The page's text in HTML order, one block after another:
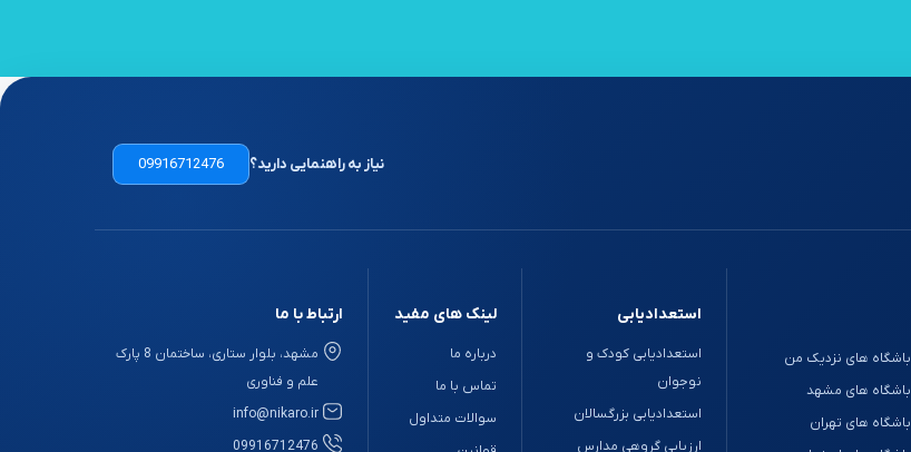
نیاز به راهنمایی دارید؟ 09916712476
باشگاه های نزدیک من
باشگاه های مشهد
باشگاه های تهران
استعدادیابی
استعدادیابی کودک و
نوجوان
استعدادیابی بزرگسالان
ارزیابی گروهی مدارس
لینک های مفید
درباره ما
تماس با ما
سوالات متداول
ارتباط با ما
مشهد، بلوار ستاری، ساختمان 8 پارک
علم و فناوری
info@nikaro.ir
09916712476